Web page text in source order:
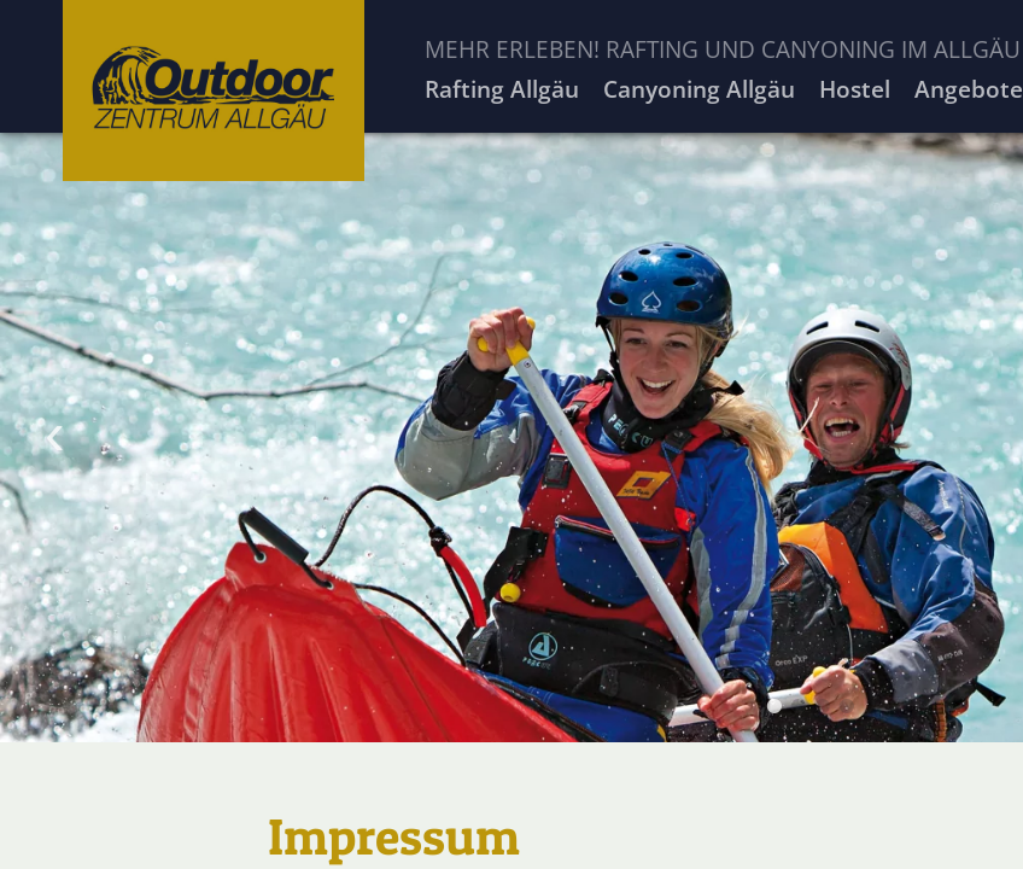
MEHR ERLEBEN! RAFTING UND CANYONING IM ALLGÄU
Rafting Allgäu
Canyoning Allgäu Hostel Angebote
Impressum